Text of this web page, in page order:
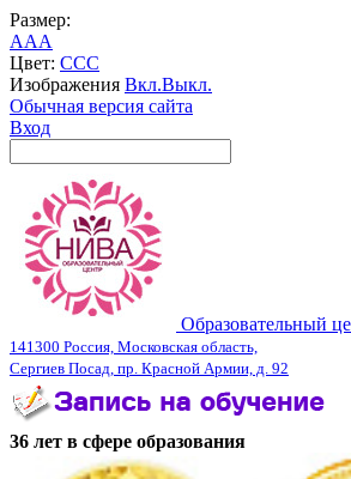
Размер:
AAA
Цвет: CCC
Изображения Вкл.Выкл.
Обычная версия сайта
Вход
Образовательный
141300 Россия, Московская область,
Сергиев Посад, пр. Красной Армии, д. 92
36 лет в сфере образования